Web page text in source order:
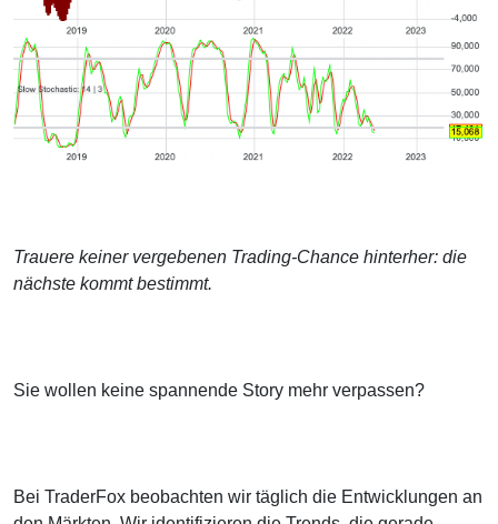
Trauere keiner vergebenen Trading-Chance hinterher: die
nächste kommt bestimmt.
Sie wollen keine spannende Story mehr verpassen?
Bei TraderFox beobachten wir täglich die Entwicklungen an